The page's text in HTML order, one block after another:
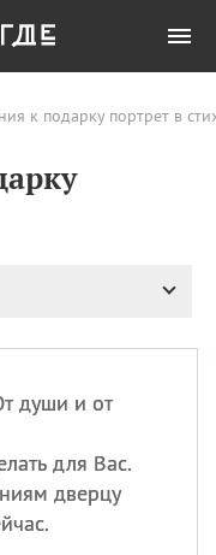
к подарку портрет в
души и от
для Вас.
дверцу
Все
памяти
и
Чудотворца
полета на
Святой Клары —